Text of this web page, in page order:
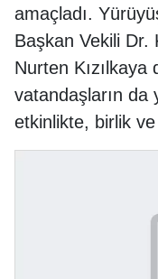
amaçladı.
Başkan Vekili Dr.
Nurten Kızılkaya
vatandaşların da
etkinlikte, birlik